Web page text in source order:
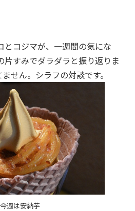
とコジマが、一週間の気にな
片すみでダラダラと振り返りま
せん。シラフの対談です。
今週は安納芋